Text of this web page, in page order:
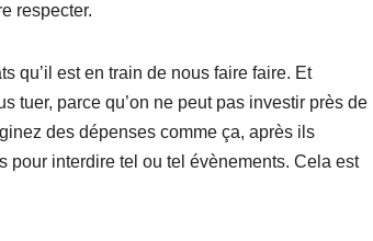
respecter.
qu’il est en train de nous faire faire. Et
tuer, parce qu’on ne peut pas investir près de
des dépenses comme ça, après ils
pour interdire tel ou tel évènements. Cela est